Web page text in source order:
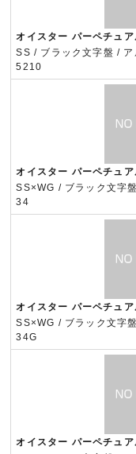
オイスター パーペチュア
SS / ブラック文字盤 /
5210
オイスター パーペチュア
SS×WG / ブラック文字
34
オイスター パーペチュア
SS×WG / ブラック文字
34G
オイスター パーペチュア